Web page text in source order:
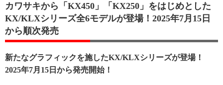
カワサキから「KX450」「KX250」をはじめとした
KX/KLXシリーズ全6モデルが登場！2025年7月15日
から順次発売
新たなグラフィックを施したKX/KLXシリーズが登場！
2025年7月15日から発売開始！